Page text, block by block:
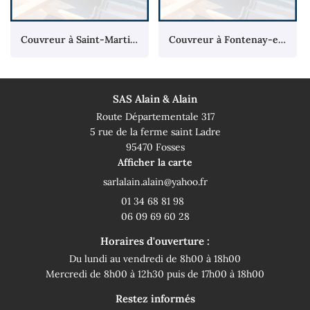
Couvreur à Saint-Martin-du-Tertre Couvreur à Fontenay-en-Parisis
SAS Alain & Alain
Route Départementale 317
5 rue de la ferme saint Ladre
95470 Fosses
Afficher la carte
01 34 68 81 98
06 09 69 60 28
Horaires d'ouverture :
Du lundi au vendredi de 8h00 à 18h00
Mercredi de 8h00 à 12h30 puis de 17h00 à 18h00
Restez informés